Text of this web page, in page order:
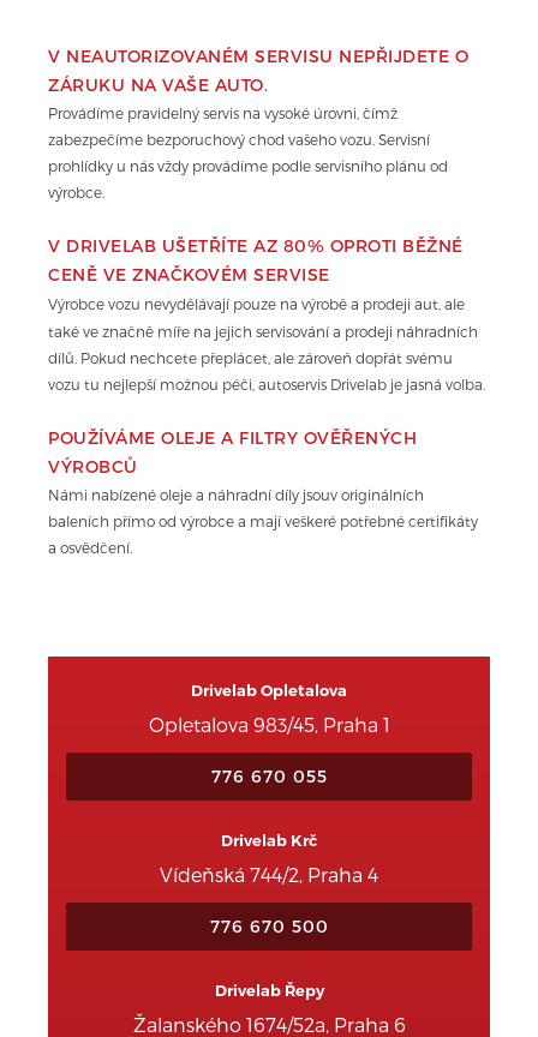
V NEAUTORIZOVANÉM SERVISU NEPŘIJDETE O
ZÁRUKU NA VAŠE AUTO.
Provádíme pravidelný servis na vysoké úrovni, čímž
zabezpečíme bezporuchový chod vašeho vozu. Servisní
prohlídky u nás vždy provádíme podle servisního plánu od
výrobce.
V DRIVELAB UŠETŘÍTE AZ 80% OPROTI BĚŽNÉ
CENĚ VE ZNAČKOVÉM SERVISE
Výrobce vozu nevydělávají pouze na výrobě a prodeji aut, ale
také ve značně míře na jejich servisování a prodeji náhradních
dílů. Pokud nechcete přeplácet, ale zároveň dopřát svému
vozu tu nejlepší možnou péči, autoservis Drivelab je jasná volba.
POUŽÍVÁME OLEJE A FILTRY OVĚŘENÝCH
VÝROBCŮ
Námi nabízené oleje a náhradní díly jsouv originálních
baleních přímo od výrobce a mají veškeré potřebné certifikáty
a osvědčení.
Drivelab Opletalova
Opletalova 983/45, Praha 1
776 670 055
Drivelab Krč
Vídeňská 744/2, Praha 4
776 670 500
Drivelab Řepy
Žalanského 1674/52a, Praha 6